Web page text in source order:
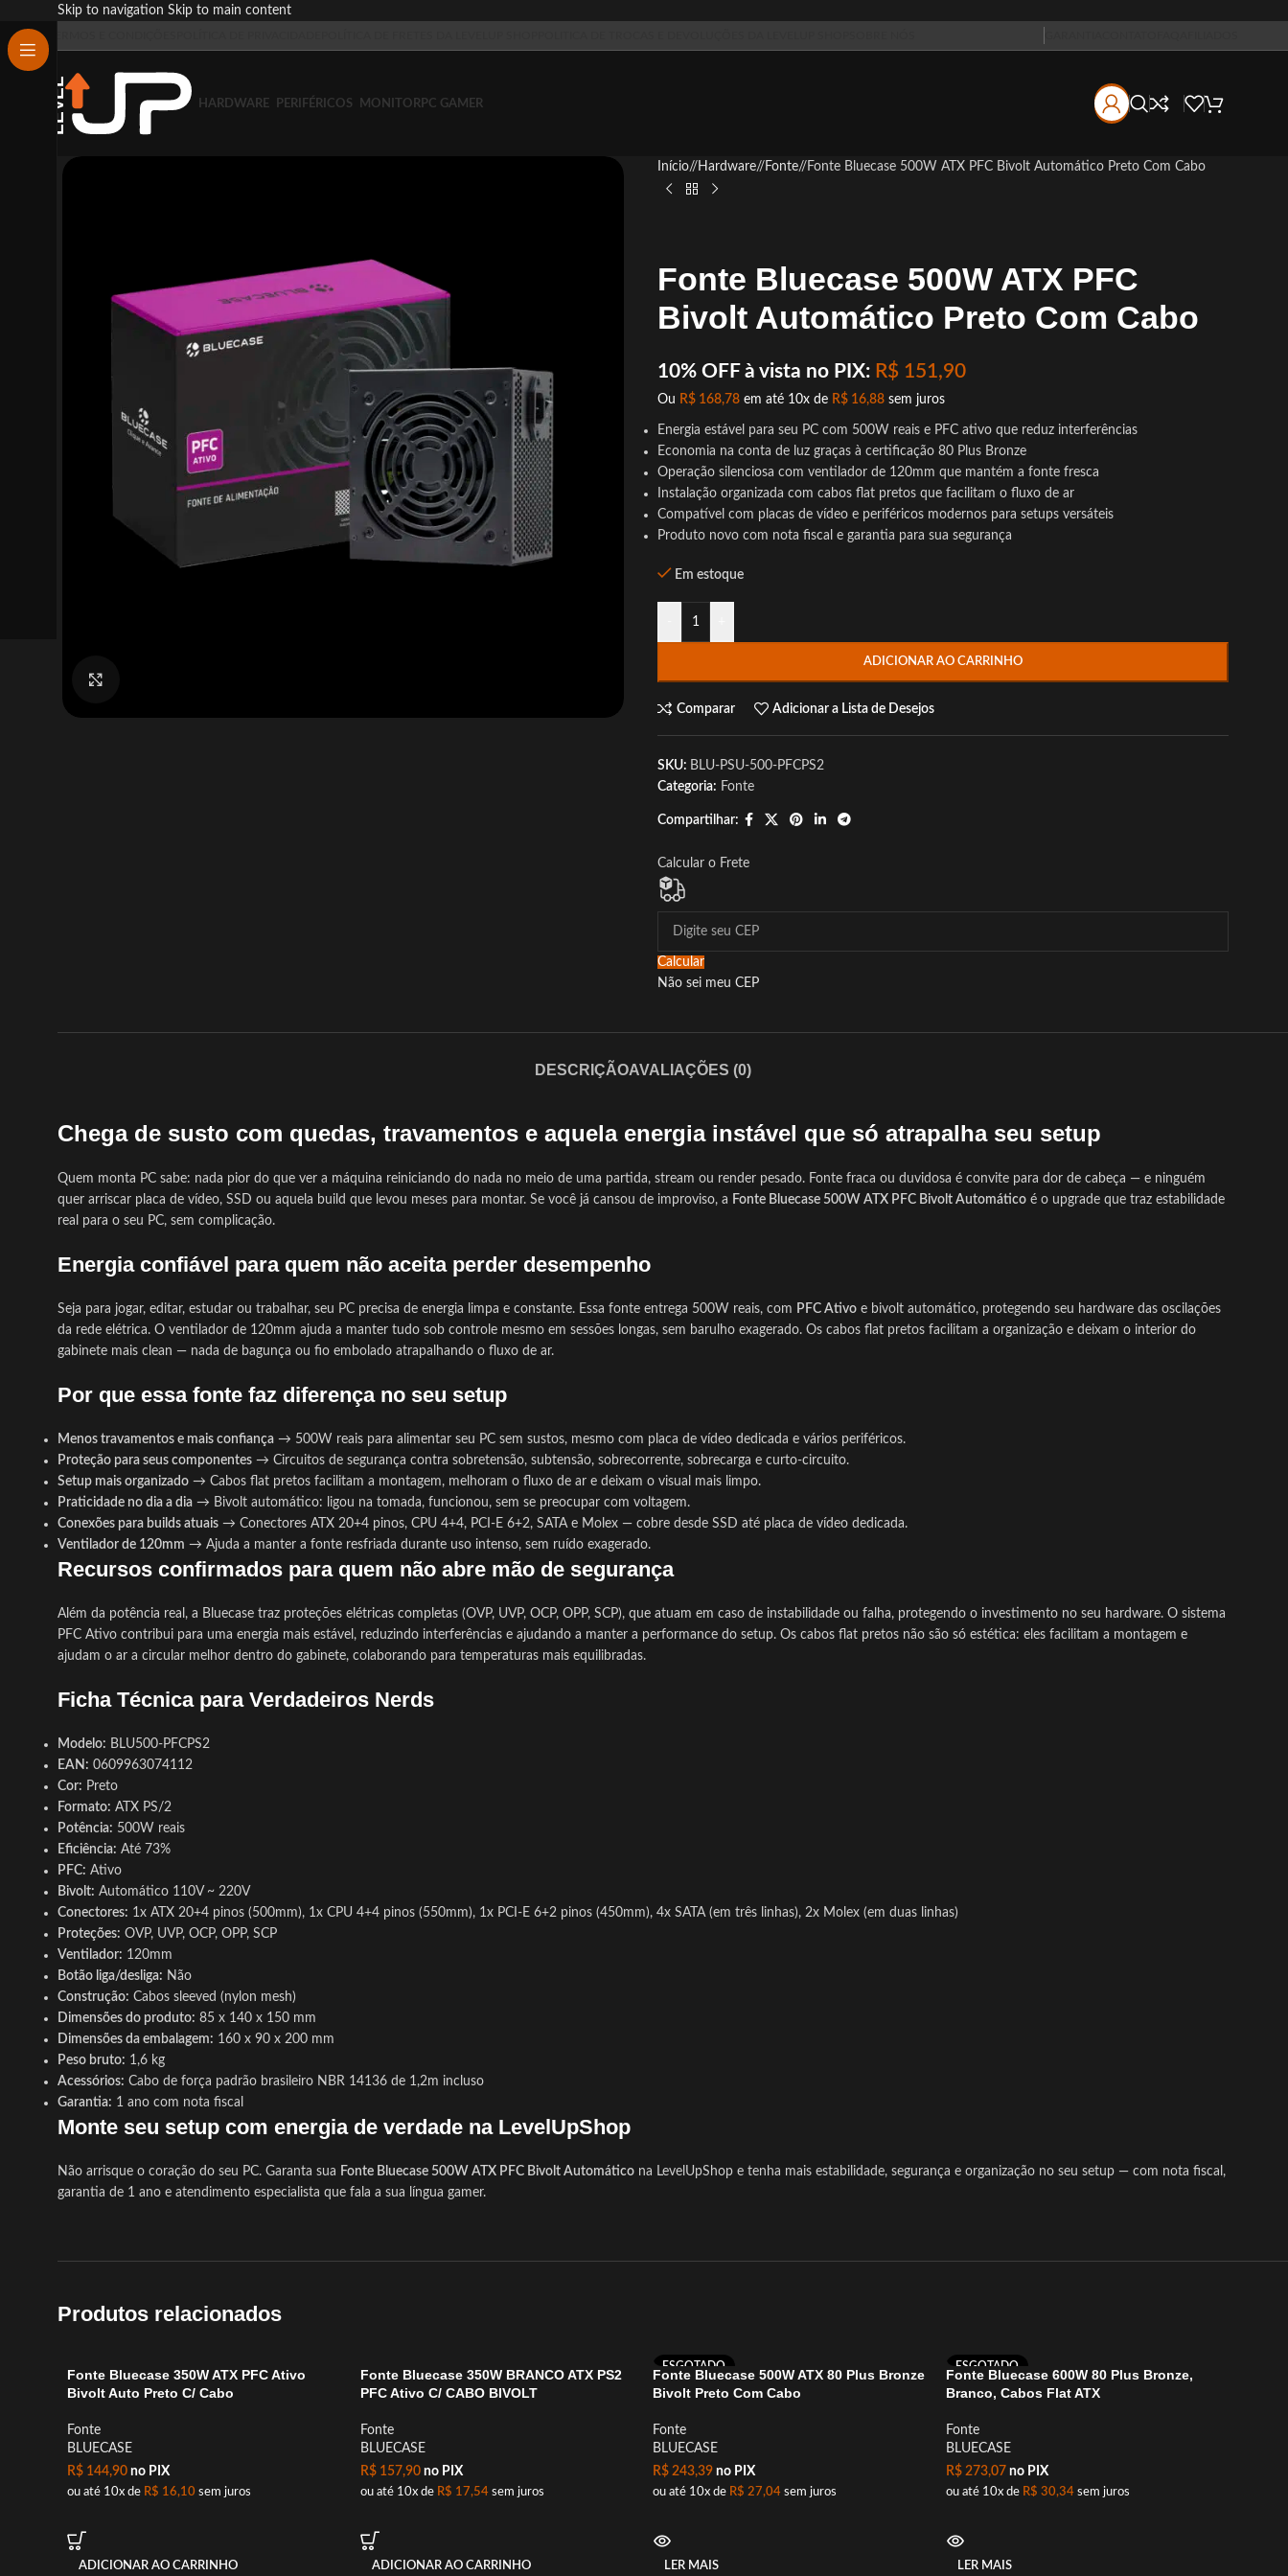
Skip to navigation Skip to main content
HARDWARE PERIFÉRICOS MONITOR PC GAMER
Início/ Hardware/ Fonte/ Fonte Bluecase 500W ATX PFC Bivolt Automático Preto Com Cabo
Fonte Bluecase 500W ATX PFC
Bivolt Automático Preto Com Cabo
10% OFF à vista no PIX: R$151,90
Ou R$168,78em até 10x de R$16,88sem juros
Energia estável para seu PC com 500W reais e PFC ativo que reduz interferências
Economia na conta de luz graças à certificação 80 Plus Bronze
Operação silenciosa com ventilador de 120mm que mantém a fonte fresca
Instalação organizada com cabos flat pretos que facilitam o fluxo de ar
Compatível com placas de vídeo e periféricos modernos para setups versáteis
Produto novo com nota fiscal e garantia para sua segurança
Em estoque
ADICIONAR AO CARRINHO
Comparar Adicionar a Lista de Desejos
SKU: BLU-PSU-500-PFCPS2
Categoria: Fonte
Compartilhar:
Calcular o Frete
Calcular
Não sei meu CEP
DESCRIÇÃOAVALIAÇÕES (0)
Chega de susto com quedas, travamentos e aquela energia instável que só atrapalha seu setup
Quem monta PC sabe: nada pior do que ver a máquina reiniciando do nada no meio de uma partida, stream ou render pesado. Fonte fraca ou duvidosa é convite para dor de cabeça — e ninguém
quer arriscar placa de vídeo, SSD ou aquela build que levou meses para montar. Se você já cansou de improviso, a Fonte Bluecase 500W ATX PFC Bivolt Automático é o upgrade que traz estabilidade
real para o seu PC, sem complicação.
Energia confiável para quem não aceita perder desempenho
Seja para jogar, editar, estudar ou trabalhar, seu PC precisa de energia limpa e constante. Essa fonte entrega 500W reais, com PFC Ativo e bivolt automático, protegendo seu hardware das oscilações
da rede elétrica. O ventilador de 120mm ajuda a manter tudo sob controle mesmo em sessões longas, sem barulho exagerado. Os cabos flat pretos facilitam a organização e deixam o interior do
gabinete mais clean — nada de bagunça ou fio embolado atrapalhando o fluxo de ar.
Por que essa fonte faz diferença no seu setup
Menos travamentos e mais confiança → 500W reais para alimentar seu PC sem sustos, mesmo com placa de vídeo dedicada e vários periféricos.
Proteção para seus componentes → Circuitos de segurança contra sobretensão, subtensão, sobrecorrente, sobrecarga e curto-circuito.
Setup mais organizado → Cabos flat pretos facilitam a montagem, melhoram o fluxo de ar e deixam o visual mais limpo.
Praticidade no dia a dia → Bivolt automático: ligou na tomada, funcionou, sem se preocupar com voltagem.
Conexões para builds atuais → Conectores ATX 20+4 pinos, CPU 4+4, PCI-E 6+2, SATA e Molex — cobre desde SSD até placa de vídeo dedicada.
Ventilador de 120mm → Ajuda a manter a fonte resfriada durante uso intenso, sem ruído exagerado.
Recursos confirmados para quem não abre mão de segurança
Além da potência real, a Bluecase traz proteções elétricas completas (OVP, UVP, OCP, OPP, SCP), que atuam em caso de instabilidade ou falha, protegendo o investimento no seu hardware. O sistema
PFC Ativo contribui para uma energia mais estável, reduzindo interferências e ajudando a manter a performance do setup. Os cabos flat pretos não são só estética: eles facilitam a montagem e
ajudam o ar a circular melhor dentro do gabinete, colaborando para temperaturas mais equilibradas.
Ficha Técnica para Verdadeiros Nerds
Modelo: BLU500-PFCPS2
EAN: 0609963074112
Cor: Preto
Formato: ATX PS/2
Potência: 500W reais
Eficiência: Até 73%
PFC: Ativo
Bivolt: Automático 110V ~ 220V
Conectores: 1x ATX 20+4 pinos (500mm), 1x CPU 4+4 pinos (550mm), 1x PCI-E 6+2 pinos (450mm), 4x SATA (em três linhas), 2x Molex (em duas linhas)
Proteções: OVP, UVP, OCP, OPP, SCP
Ventilador: 120mm
Botão liga/desliga: Não
Construção: Cabos sleeved (nylon mesh)
Dimensões do produto: 85 x 140 x 150 mm
Dimensões da embalagem: 160 x 90 x 200 mm
Peso bruto: 1,6 kg
Acessórios: Cabo de força padrão brasileiro NBR 14136 de 1,2m incluso
Garantia: 1 ano com nota fiscal
Monte seu setup com energia de verdade na LevelUpShop
Não arrisque o coração do seu PC. Garanta sua Fonte Bluecase 500W ATX PFC Bivolt Automático na LevelUpShop e tenha mais estabilidade, segurança e organização no seu setup — com nota fiscal,
garantia de 1 ano e atendimento especialista que fala a sua língua gamer.
Produtos relacionados
Fonte Bluecase 350W ATX PFC Ativo
Bivolt Auto Preto C/ Cabo
Fonte
BLUECASE
R$ 144,90 no PIX
ou até 10x de R$ 16,10 sem juros
ADICIONAR AO CARRINHO
Fonte Bluecase 350W BRANCO ATX PS2
PFC Ativo C/ CABO BIVOLT
Fonte
BLUECASE
R$157,90no PIX
ou até 10x de R$ 17,54sem juros
ADICIONAR AO CARRINHO
ESGOTADO
Fonte Bluecase 500W ATX 80 Plus Bronze
Bivolt Preto Com Cabo
Fonte
BLUECASE
R$ 243,39 no PIX
ou até 10x de R$ 27,04 sem juros
LER MAIS
ESGOTADO
Fonte Bluecase 600W 80 Plus Bronze,
Branco, Cabos Flat ATX
Fonte
BLUECASE
R$273,07 no PIX
ou até 10x de R$ 30,34sem juros
LER MAIS